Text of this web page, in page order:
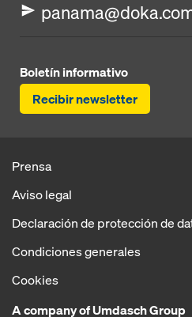
Boletín informativo
Recibir newsletter
Prensa
Aviso legal
Declaración de protección de
Condiciones generales
Cookies
A company of Umdasch Group